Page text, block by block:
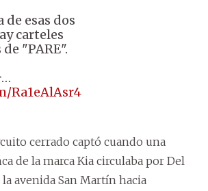
esas dos
carteles
"PARE".
Ra1eAlAsr4
cerrado captó cuando una
de la marca Kia circulaba por Del
avenida San Martín hacia